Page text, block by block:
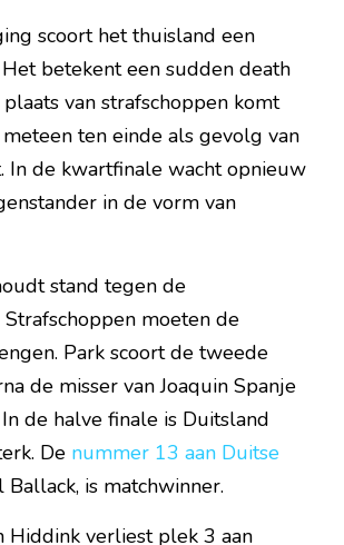
scoort het thuisland een
betekent een sudden death
van strafschoppen komt
ten einde als gevolg van
In de kwartfinale wacht opnieuw
in de vorm van
stand tegen de
Strafschoppen moeten de
Park scoort de tweede
de misser van Joaquin Spanje
de halve finale is Duitsland
De nummer 13 aan Duitse
Ballack, is matchwinner.
Hiddink verliest plek 3 aan